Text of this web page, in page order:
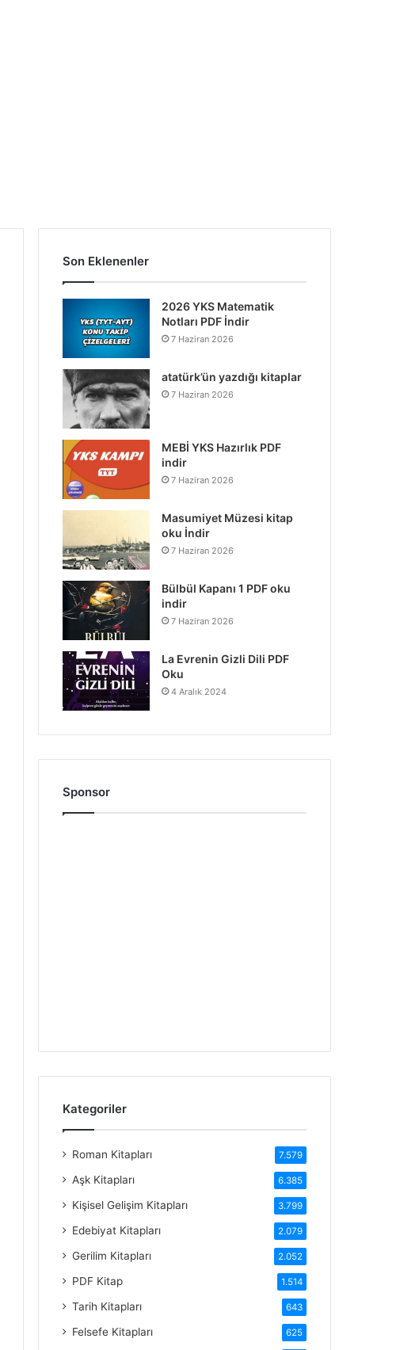
Son Eklenenler
2026 YKS Matematik
Notları PDF İndir
7 Haziran 2026
atatürk’ün yazdığı kitaplar
7 Haziran 2026
MEBİ YKS Hazırlık PDF
indir
7 Haziran 2026
Masumiyet Müzesi kitap
oku İndir
7 Haziran 2026
Bülbül Kapanı 1 PDF oku
indir
7 Haziran 2026
La Evrenin Gizli Dili PDF
Oku
4 Aralık 2024
Sponsor
Kategoriler
Roman Kitapları 7.579
Aşk Kitapları 6.385
Kişisel Gelişim Kitapları 3.799
Edebiyat Kitapları 2.079
Gerilim Kitapları 2.052
PDF Kitap 1.514
Tarih Kitapları 643
Felsefe Kitapları 625